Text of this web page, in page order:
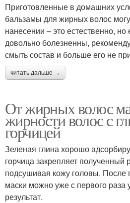
Приготовленные в домашних
бальзамы для жирных волос
нанесении – это естественно,
довольно болезненны,
смыть состав и больше его не
читать дальше →
От жирных волос
жирности волос с
горчицей
Зеленая глина хорошо
горчица закрепляет полученный
подсушивая кожу головы. После
маски можно уже с первого раза
результат.